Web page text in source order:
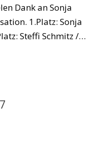
Dank an Sonja
1.Platz: Sonja
Steffi Schmitz /…